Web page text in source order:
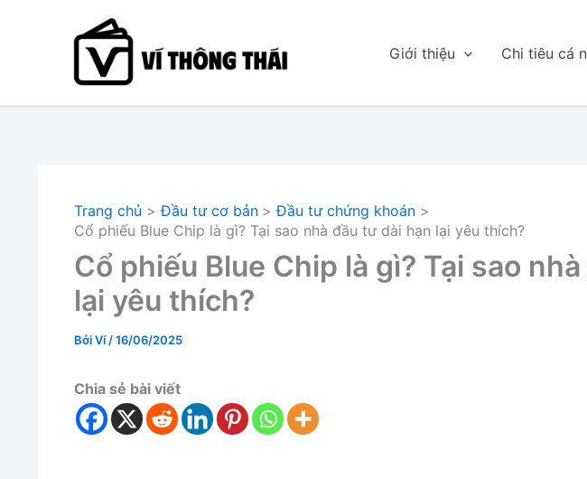
Giới thiệu Chi tiêu cá
Trang chủ Đầu tư cơ bản
Đầu tư chứng khoán
Cổ phiếu Blue Chip là gì? Tại sao nhà đầu tư dài hạn lại yêu thích?
Cổ phiếu Blue Chip là gì? Tại sao
lại yêu thích?
BởiVí/16/06/2025
Chia sẻ bài viết